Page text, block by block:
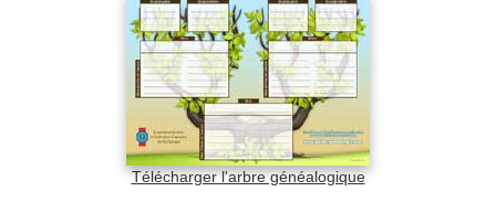
Télécharger l'arbre généalogique